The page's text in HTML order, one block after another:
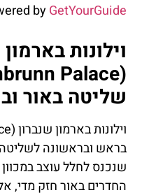
byGetYourGuide
וילונות
שליטה באור
בראש ובראשונה
שנכנס לחלל עוצב
החדרים באור חזק מדי,